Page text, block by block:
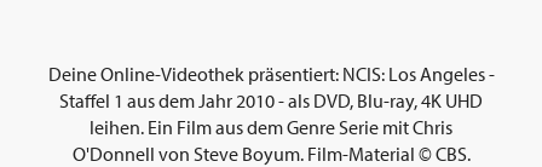
Deine Online-Videothek präsentiert: NCIS: Los Angeles -
Staffel 1 aus dem Jahr 2010 - als DVD, Blu-ray, 4K UHD
leihen. Ein Film aus dem Genre Serie mit Chris
O'Donnell von Steve Boyum. Film-Material © CBS.